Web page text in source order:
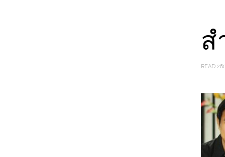
ส
READ